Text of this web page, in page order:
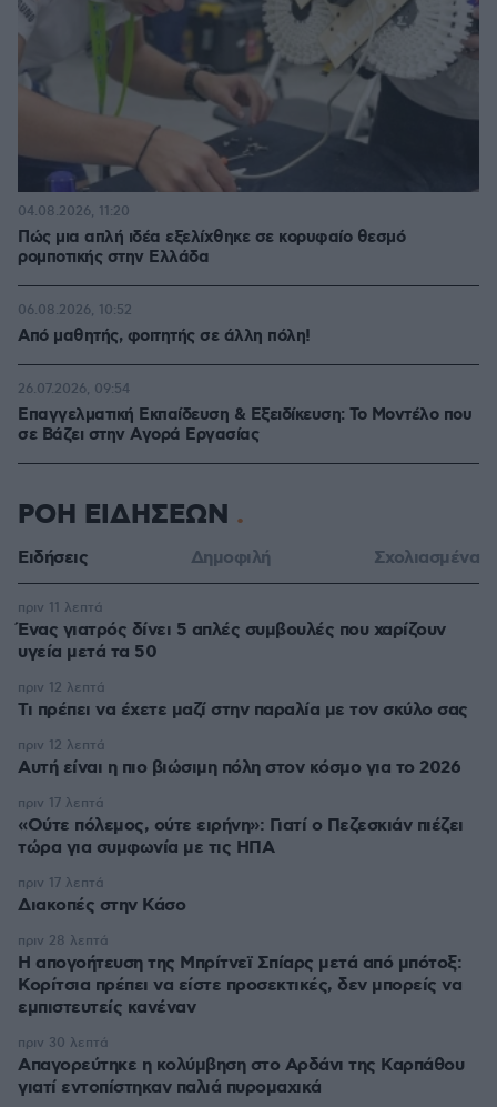
Πώς μια απλή ιδέα εξελίχθηκε σε κορυφαίο θεσμό
ρομποτικής στην Ελλάδα
04.08.2026, 11:20
Από μαθητής, φοιτητής σε άλλη πόλη!
06.08.2026, 10:52
Επαγγελματική Εκπαίδευση & Εξειδίκευση: Το Mοντέλο που
σε Bάζει στην Aγορά Eργασίας
26.07.2026, 09:54
ΡΟΗ ΕΙΔΗΣΕΩΝ
Ειδήσεις Δημοφιλή Σχολιασμένα
Ένας γιατρός δίνει 5 απλές συμβουλές που χαρίζουν
υγεία μετά τα 50
πριν 11 λεπτά
Τι πρέπει να έχετε μαζί στην παραλία με τον σκύλο σας
πριν 12 λεπτά
Αυτή είναι η πιο βιώσιμη πόλη στον κόσμο για το 2026
πριν 12 λεπτά
«Ούτε πόλεμος, ούτε ειρήνη»: Γιατί ο Πεζεσκιάν πιέζει
τώρα για συμφωνία με τις ΗΠΑ
πριν 17 λεπτά
Διακοπές στην Κάσο
πριν 17 λεπτά
Η απογοήτευση της Μπρίτνεϊ Σπίαρς μετά από μπότοξ:
Κορίτσια πρέπει να είστε προσεκτικές, δεν μπορείς να
εμπιστευτείς κανέναν
πριν 28 λεπτά
Απαγορεύτηκε η κολύμβηση στο Αρδάνι της Καρπάθου
γιατί εντοπίστηκαν παλιά πυρομαχικά
πριν 30 λεπτά